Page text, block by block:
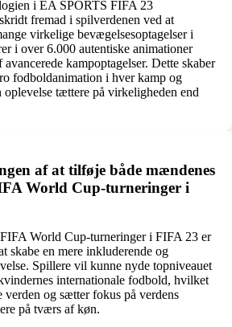
i EA SPORTS FIFA 23
fremad i spilverdenen ved at
virkelige bevægelsesoptagelser i
i over 6.000 autentiske animationer
kampoptagelser. Dette skaber
fodboldanimation i hver kamp og
tættere på virkeligheden end
af ​​at tilføje både mændenes
World Cup-turneringer i
World Cup-turneringer i FIFA 23 er
skabe en mere inkluderende og
Spillere vil kunne nyde topniveauet
internationale fodbold, hvilket
verden og sætter fokus på verdens
på tværs af køn.